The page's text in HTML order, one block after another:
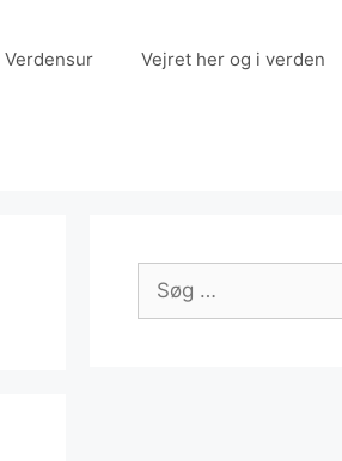
Verdensur Vejret her og i verden
Søg
efter: